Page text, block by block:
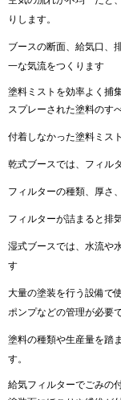
りします。
ブースの断面、給気口、
一な気流をつくります
塗料ミストを効率よく捕
スプレーされた塗料のす
付着しなかった塗料ミス
乾式ブースでは、フィル
フィルターの種類、厚さ
フィルターが詰まると排
湿式ブースでは、水流や
す
大量の塗装を行う設備で
ポンプなどの管理が必要で
塗料の種類や生産量を踏
す。
給気フィルターでごみの